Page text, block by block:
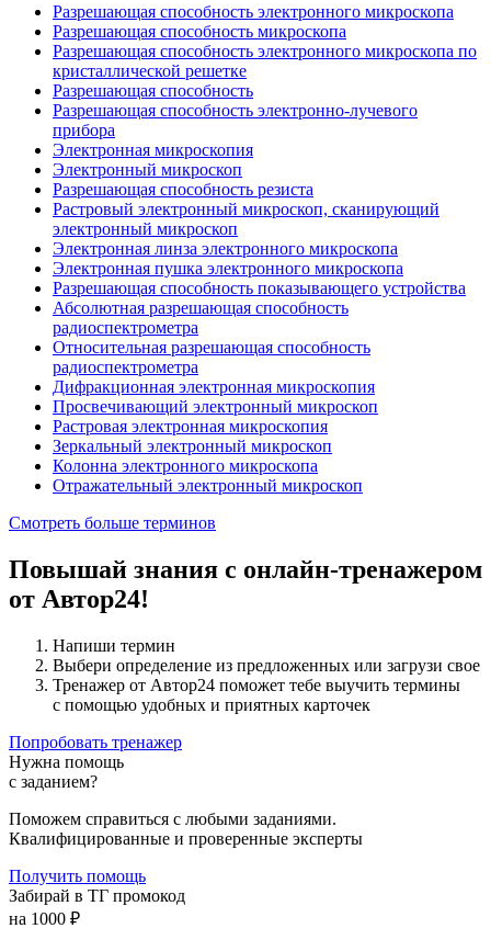
Разрешающая способность электронного микроскопа
Разрешающая способность микроскопа
Разрешающая способность электронного микроскопа по
кристаллической решетке
Разрешающая способность
Разрешающая способность электронно-лучевого
прибора
Электронная микроскопия
Электронный микроскоп
Разрешающая способность резиста
Растровый электронный микроскоп, сканирующий
электронный микроскоп
Электронная линза электронного микроскопа
Электронная пушка электронного микроскопа
Разрешающая способность показывающего устройства
Абсолютная разрешающая способность
радиоспектрометра
Относительная разрешающая способность
радиоспектрометра
Дифракционная электронная микроскопия
Просвечивающий электронный микроскоп
Растровая электронная микроскопия
Зеркальный электронный микроскоп
Колонна электронного микроскопа
Отражательный электронный микроскоп
Смотреть больше терминов
Повышай знания с онлайн-тренажером
от Автор24!
Напиши термин
Выбери определение из предложенных или загрузи свое
Тренажер от Автор24 поможет тебе выучить термины
с помощью удобных и приятных карточек
Попробовать тренажер
Нужна помощь
с заданием?
Поможем справиться с любыми заданиями.
Квалифицированные и проверенные эксперты
Получить помощь
Забирай в ТГ промокод
на 1000 ₽